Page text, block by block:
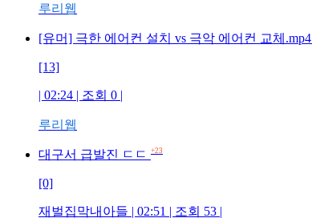
루리웹
[유머] 극한 에어컨 설치 vs 극악 에어컨 교체.mp4
[13]
| 02:24 | 조회 0 |
루리웹
대구서 급발진 ㄷㄷ +23
[0]
재벌집막내아들 | 02:51 | 조회 53 |